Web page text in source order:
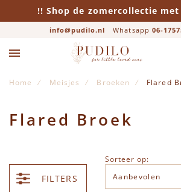
!! Shop de zomercollectie met
info@pudilo.nl Whatsapp 06-
Home Meisjes Broeken Flared
Flared Broek
FILTERS
Sorteer op: